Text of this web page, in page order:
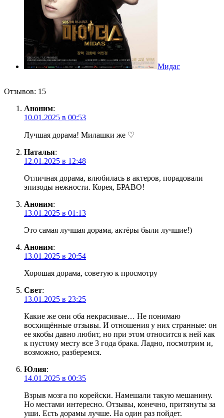
Мидас
Отзывов: 15
Аноним:
10.01.2025 в 00:53
Лучшая дорама! Милашки же ♡
Наталья:
12.01.2025 в 12:48
Отличная дорама, влюбилась в актеров, порадовали
эпизоды нежности. Корея, БРАВО!
Аноним:
13.01.2025 в 01:13
Это самая лучшая дорама, актёры были лучшие!)
Аноним:
13.01.2025 в 20:54
Хорошая дорама, советую к просмотру
Свет:
13.01.2025 в 23:25
Какие же они оба некрасивые… Не понимаю
восхищённые отзывы. И отношения у них странные: он
ее якобы давно любит, но при этом относится к ней как
к пустому месту все 3 года брака. Ладно, посмотрим и,
возможно, разберемся.
Юлия:
14.01.2025 в 00:35
Взрыв мозга по корейски. Намешали такую мешанину.
Но местами интересно. Отзывы, конечно, притянуты за
уши. Есть дорамы лучше. На один раз пойдет.